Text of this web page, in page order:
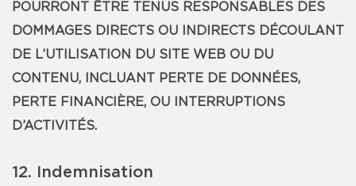
POURRONT ÊTRE TENUS RESPONSABLES DES
DOMMAGES DIRECTS OU INDIRECTS DÉCOULANT
DE L’UTILISATION DU SITE WEB OU DU
CONTENU, INCLUANT PERTE DE DONNÉES,
PERTE FINANCIÈRE, OU INTERRUPTIONS
D’ACTIVITÉS.
12. Indemnisation